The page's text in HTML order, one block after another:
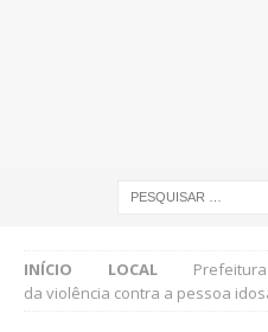
INÍCIO LOCAL
da violência contra a pessoa